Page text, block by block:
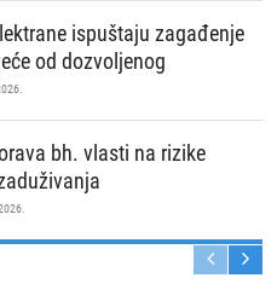
ispuštaju zagađenje
od dozvoljenog
bh. vlasti na rizike